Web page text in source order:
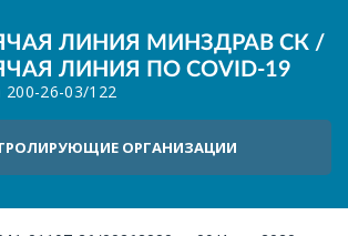
ЛИНИЯ МИНЗДРАВ СК /
ЛИНИЯ ПО COVID-19
200-26-03/122
ОРГАНИЗАЦИИ